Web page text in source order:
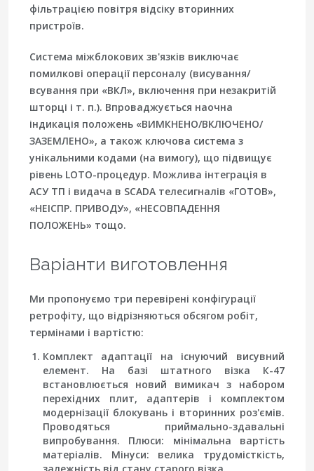
фільтрацією повітря відсіку вторинних
пристроїв.
Система міжблокових зв'язків виключає
помилкові операції персоналу (висування/
всування при «ВКЛ», включення при незакритій
шторці і т. п.). Впроваджується наочна
індикація положень «ВИМКНЕНО/ВКЛЮЧЕНО/
ЗАЗЕМЛЕНО», а також ключова система з
унікальними кодами (на вимогу), що підвищує
рівень LOTO-процедур. Можлива інтеграція в
АСУ ТП і видача в SCADA телесигналів «ГОТОВ»,
«НЕІСПР. ПРИВОДУ», «НЕСОВПАДЕННЯ
ПОЛОЖЕНЬ» тощо.
Варіанти виготовлення
Ми пропонуємо три перевірені конфігурації
ретрофіту, що відрізняються обсягом робіт,
термінами і вартістю:
Комплект адаптації на існуючий висувний
елемент. На базі штатного візка К-47
встановлюється новий вимикач з набором
перехідних плит, адаптерів і комплектом
модернізації блокувань і вторинних роз'ємів.
Проводяться приймально-здавальні
випробування. Плюси: мінімальна вартість
матеріалів. Мінуси: велика трудомісткість,